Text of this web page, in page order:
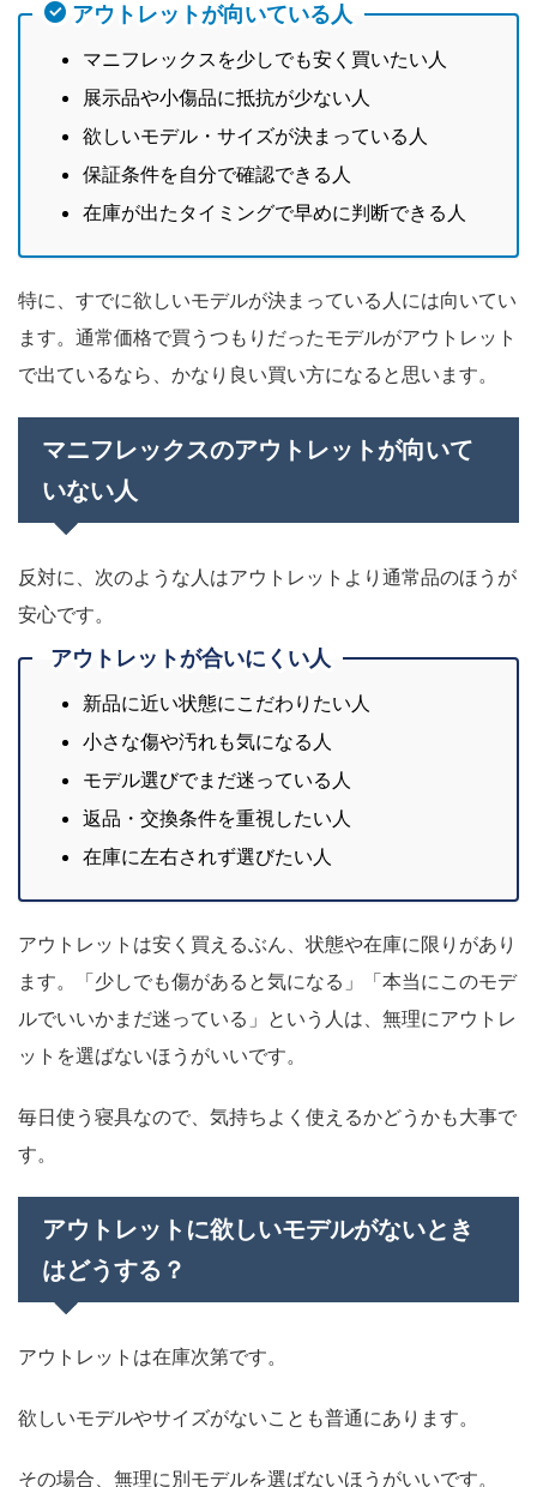
アウトレットが向いている人
マニフレックスを少しでも安く買いたい人
展示品や小傷品に抵抗が少ない人
欲しいモデル・サイズが決まっている人
保証条件を自分で確認できる人
在庫が出たタイミングで早めに判断できる人
特に、すでに欲しいモデルが決まっている人には向いてい
ます。通常価格で買うつもりだったモデルがアウトレット
で出ているなら、かなり良い買い方になると思います。
マニフレックスのアウトレットが向いて
いない人
反対に、次のような人はアウトレットより通常品のほうが
安心です。
アウトレットが合いにくい人
新品に近い状態にこだわりたい人
小さな傷や汚れも気になる人
モデル選びでまだ迷っている人
返品・交換条件を重視したい人
在庫に左右されず選びたい人
アウトレットは安く買えるぶん、状態や在庫に限りがあり
ます。「少しでも傷があると気になる」「本当にこのモデ
ルでいいかまだ迷っている」という人は、無理にアウトレ
ットを選ばないほうがいいです。
毎日使う寝具なので、気持ちよく使えるかどうかも大事で
す。
アウトレットに欲しいモデルがないとき
はどうする？
アウトレットは在庫次第です。
欲しいモデルやサイズがないことも普通にあります。
その場合、無理に別モデルを選ばないほうがいいです。